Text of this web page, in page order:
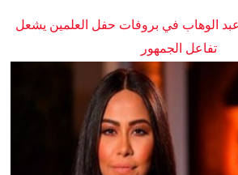
الوهاب في بروفات حفل العلمين يشعل
تفاعل الجمهور